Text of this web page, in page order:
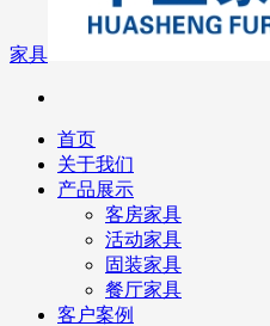
家具
首页
关于我们
产品展示
客房家具
活动家具
固装家具
餐厅家具
客户案例